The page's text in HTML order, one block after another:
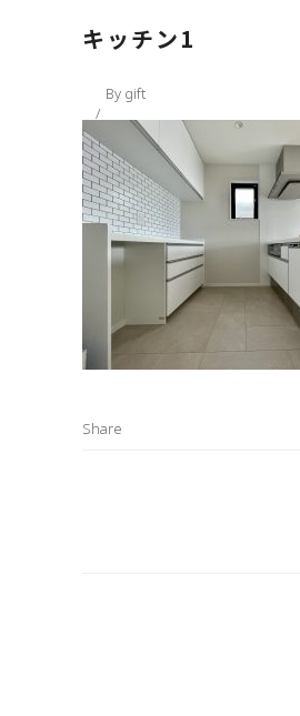
キッチン1
By gift
Share